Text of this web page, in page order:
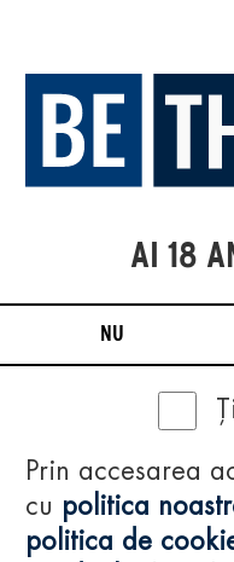
AI 18
NU
Prin accesarea
cu politica
politica de